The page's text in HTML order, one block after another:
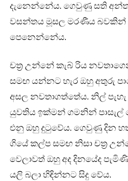
දැනෙන්නේය. ගෙවුණු සති
වසන්තය මූසල මරණීය බවකින්
පෙනෙන්නේය.
චත්‍ර උන්නේ කැබ් රිය
සමඟ යන්නට හැර ඔහු අතුරු
අසල නවතාගත්තේය. නිල්
යුවතිය ඉක්මන් ගමනින් පාසැල්
එනු ඔහු දුටුවේය. ගෙවුණු දින
ගියේ කල්ප සමඟ නිසා චත්‍ර
වෙලාවත් ඔහු අද දිනයේද
යලි බලා හිඳින්නට සිදු වේය.